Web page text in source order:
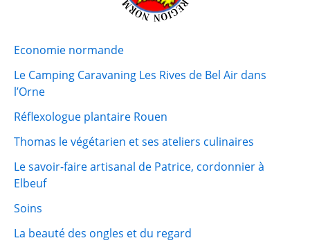
Economie normande
Le Camping Caravaning Les Rives de Bel Air dans
l’Orne
Réflexologue plantaire Rouen
Thomas le végétarien et ses ateliers culinaires
Le savoir-faire artisanal de Patrice, cordonnier à
Elbeuf
Soins
La beauté des ongles et du regard